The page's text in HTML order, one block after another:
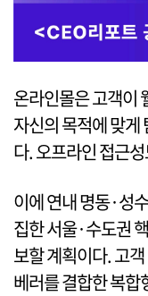
온라인몰은 고객이
자신의 목적에 맞게
다. 오프라인 접근
이에 연내 명동·성
집한 서울·수도권
보할 계획이다. 고
베러를 결합한 복합